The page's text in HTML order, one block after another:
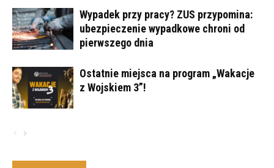
Wypadek przy pracy? ZUS przypomina:
ubezpieczenie wypadkowe chroni od
pierwszego dnia
Ostatnie miejsca na program „Wakacje
z Wojskiem 3”!